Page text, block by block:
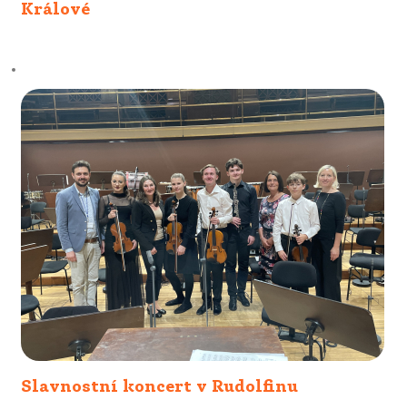
Králové
Slavnostní koncert v Rudolfinu